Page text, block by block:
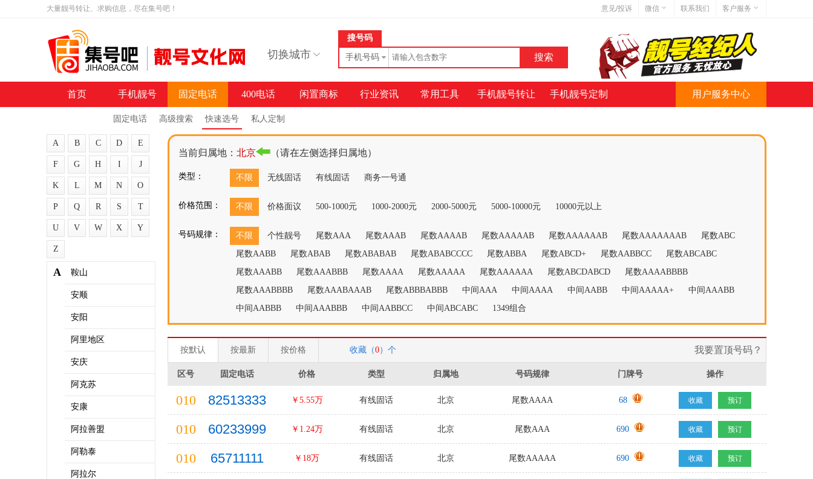
大量靓号转让、求购信息，尽在集号吧！ 意见/投诉 微信
微信号:jihaoba999
联系我们
客户服务
网站地图
网站简介
切换城市
搜号码
手机号码
首页 手机靓号 固定电话
固定电话 高级搜索 快速选号 私人定制
400电话 闲置商标 行业资讯 常用工具 手机靓号转让 手机靓号定制 用户服务中心
A B C D E
F G H I J
K L M N O
P Q R S T
U V W X Y
Z
A 鞍山
安顺
安阳
阿里地区
安庆
阿克苏
安康
阿拉善盟
阿勒泰
阿拉尔
当前归属地： 北京 （请在左侧选择归属地）
类型： 不限 无线固话 有线固话 商务一号通
价格范围： 不限 价格面议 500-1000元 1000-2000元 2000-5000元 5000-10000元 10000元以上
号码规律： 不限 个性靓号 尾数AAA 尾数AAAB 尾数AAAAB 尾数AAAAAB 尾数AAAAAAB 尾数AAAAAAAB
尾数ABC
尾数AABB
尾数ABAB 尾数ABABAB 尾数ABABCCCC 尾数ABBA 尾数ABCD+ 尾数AABBCC
尾数ABCABC
尾数AAABB
尾数AAABBB 尾数AAAA 尾数AAAAA 尾数AAAAAA 尾数ABCDABCD
尾数AAAABBBB
尾数AAABBBB
尾数AAABAAAB 尾数ABBBABBB 中间AAA 中间AAAA 中间AABB 中间AAAAA+
中间AAABB
中间AABBB
中间AAABBB 中间AABBCC 中间ABCABC 1349组合
按默认 按最新 按价格 收藏（0）个 我要置顶号码？
区号 固定电话 价格 类型 归属地 号码规律 门牌号 操作
010 82513333 ￥5.55万 有线固话 北京 尾数AAAA 68 收藏 预订
010 60233999 ￥1.24万 有线固话 北京 尾数AAA 690 收藏 预订
010 65711111 ￥18万 有线固话 北京 尾数AAAAA 690 收藏 预订